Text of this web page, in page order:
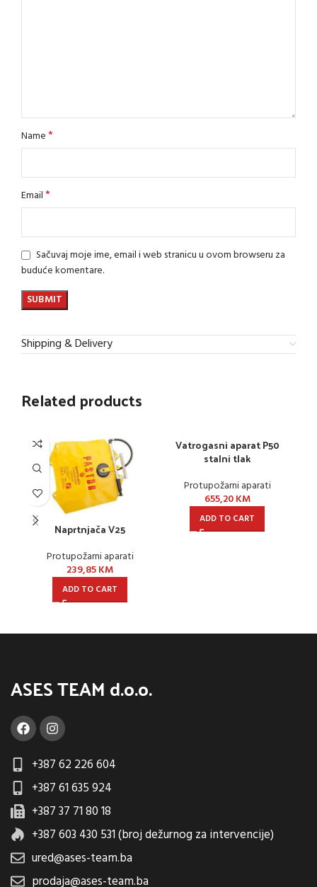
Name*
Email*
Sačuvaj moje ime, email i web stranicu u ovom browseru za
buduće komentare.
Shipping & Delivery
Related products
Naprtnjača V25
Protupožarni aparati
239,85KM
ADD TO CART
Vatrogasni aparat P50
stalni tlak
Protupožarni aparati
655,20KM
ADD TO CART
ASES TEAM d.o.o.
+387 62 226 604
+387 61 635 924
+387 37 71 80 18
+387 603 430 531 (broj dežurnog za intervencije)
ured@ases-team.ba
prodaja@ases-team.ba